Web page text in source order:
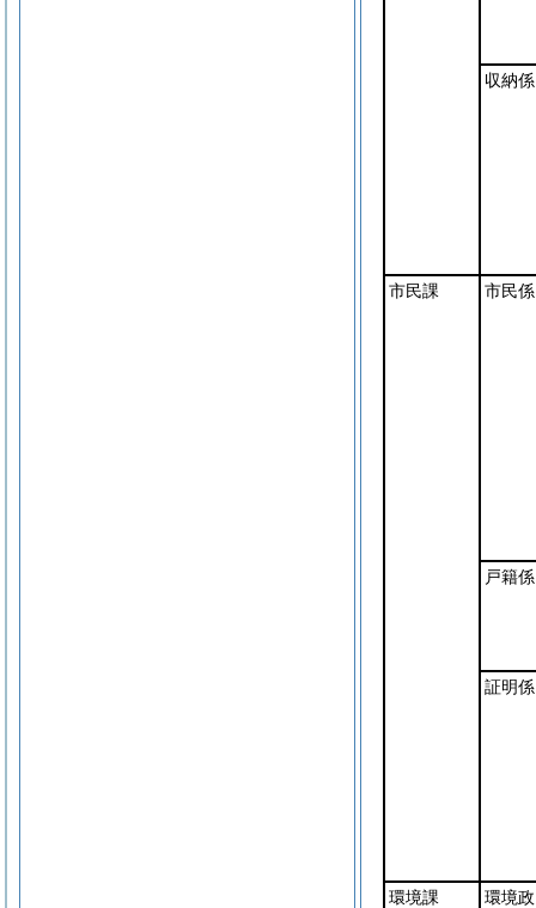
収納係
市民課 市民係
戸籍係
証明係
環境課
環境政